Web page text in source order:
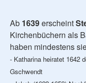
Ab 1639erscheint
Kirchenbüchern als
haben mindestens
- Katharina heiratet 1642
Gschwendt